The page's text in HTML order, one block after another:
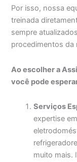
Por isso, nossa
treinada
sempre
procedimentos da
Ao escolher a
você pode
Serviços
expertise
muito mais.